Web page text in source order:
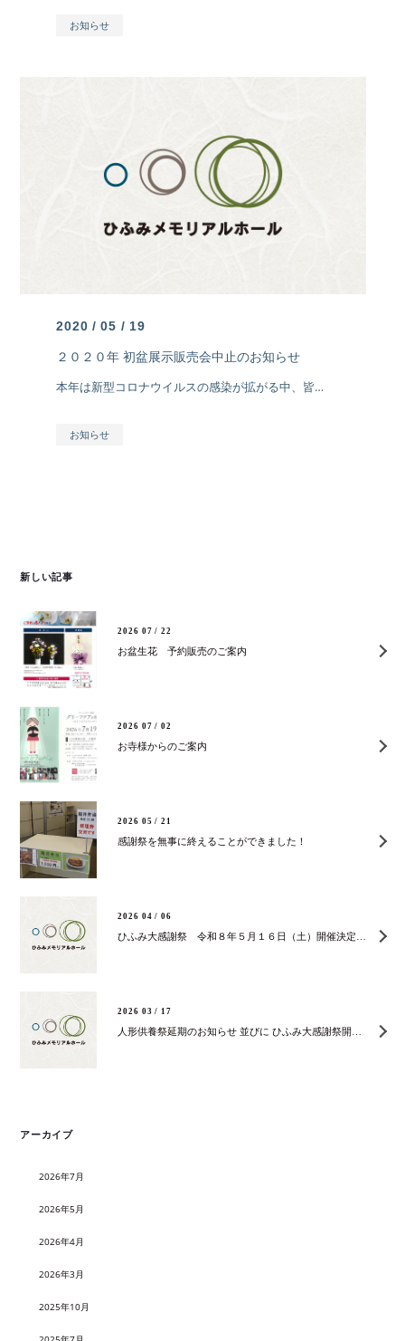
お知らせ
2020 / 05 / 19
２０２０年 初盆展示販売会中止のお知らせ
本年は新型コロナウイルスの感染が拡がる中、皆様の健康と安全を考慮いたしまして、6月に開催予定でした【初盆展示販 […]
お知らせ
新しい記事
2026 07 / 22
お盆生花 予約販売のご案内
2026 07 / 02
お寺様からのご案内
2026 05 / 21
感謝祭を無事に終えることができました！
2026 04 / 06
2026 03 / 17
アーカイブ
2026年7月
2026年5月
2026年4月
2026年3月
2025年10月